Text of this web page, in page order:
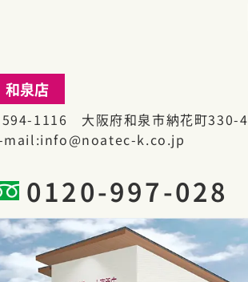
和泉店
594-1116 大阪府和泉市納花町330-4
mail info@noatec-k.co.jp
0120-997-028